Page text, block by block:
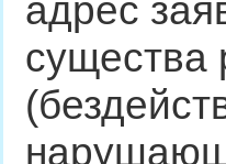
адрес
существа